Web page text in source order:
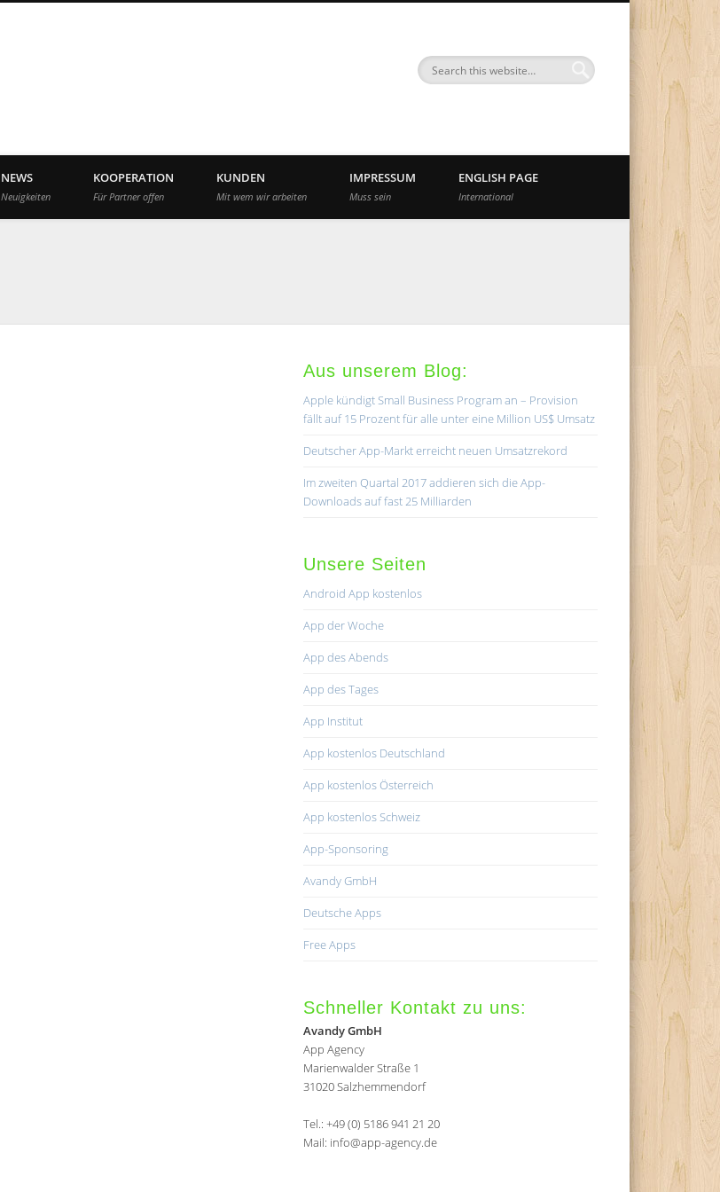
NEWS
Neuigkeiten
KOOPERATION
Für Partner offen
KUNDEN
Mit wem wir arbeiten
IMPRESSUM
Muss sein
ENGLISH PAGE
International
Aus unserem Blog:
Apple kündigt Small Business Program an – Provision
fällt auf 15 Prozent für alle unter eine Million US$ Umsatz
Deutscher App-Markt erreicht neuen Umsatzrekord
Im zweiten Quartal 2017 addieren sich die App-
Downloads auf fast 25 Milliarden
Unsere Seiten
Android App kostenlos
App der Woche
App des Abends
App des Tages
App Institut
App kostenlos Deutschland
App kostenlos Österreich
App kostenlos Schweiz
App-Sponsoring
Avandy GmbH
Deutsche Apps
Free Apps
Schneller Kontakt zu uns:
Avandy GmbH
App Agency
Marienwalder Straße 1
31020 Salzhemmendorf
Tel.: +49 (0) 5186 941 21 20
Mail: info@app-agency.de